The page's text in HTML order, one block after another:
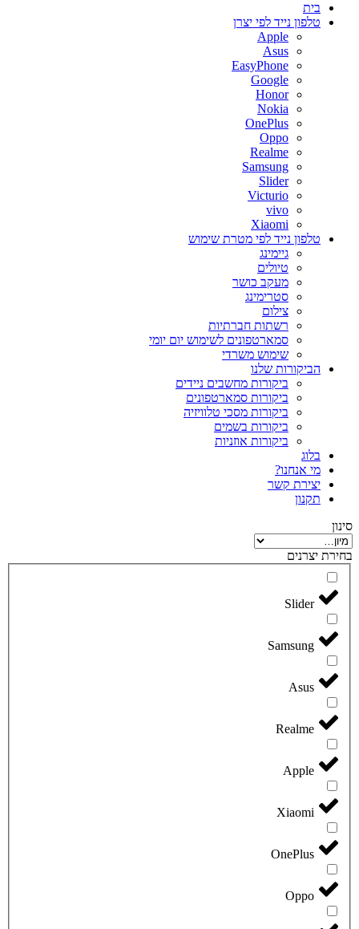
בית
טלפון נייד לפי יצרן
Apple
Asus
EasyPhone
Google
Honor
Nokia
OnePlus
Oppo
Realme
Samsung
Slider
Victurio
vivo
Xiaomi
טלפון נייד לפי מטרת שימוש
גיימינג
טיולים
מעקב כושר
סטרימינג
צילום
רשתות חברתיות
סמארטפונים לשימוש יום יומי
שימוש משרדי
הביקורות שלנו
ביקורות מחשבים ניידים
ביקורות סמארטפונים
ביקורות מסכי טלוויזיה
ביקורות בשמים
ביקורות אוזניות
בלוג
מי אנחנו?
יצירת קשר
תקנון
סינון
בחירת יצרנים
Slider
Samsung
Asus
Realme
Apple
Xiaomi
OnePlus
Oppo